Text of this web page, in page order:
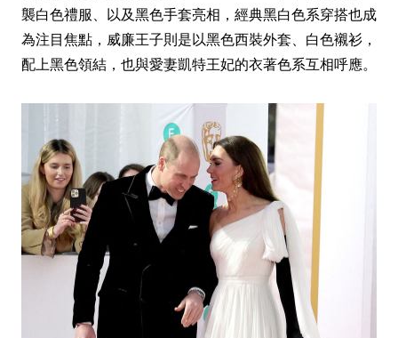
襲白色禮服、以及黑色手套亮相，經典黑白色系穿搭也成
為注目焦點，威廉王子則是以黑色西裝外套、白色襯衫，
配上黑色領結，也與愛妻凱特王妃的衣著色系互相呼應。